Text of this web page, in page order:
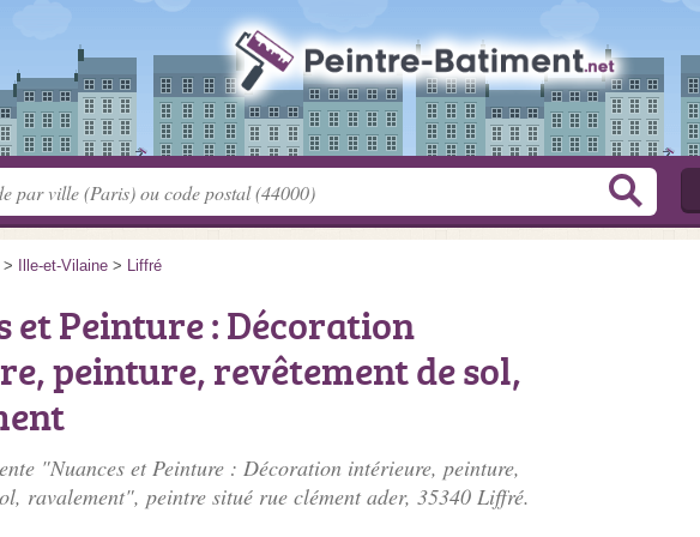
> Ille-et-Vilaine > Liffré
et Peinture : Décoration
peinture, revêtement de sol,
"Nuances et Peinture : Décoration intérieure, peinture,
ravalement", peintre situé rue clément ader, 35340 Liffré.